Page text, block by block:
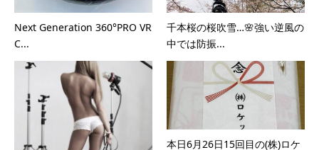
Next Generation 360°PRO VR
C...
千本桜の桜吹雪…🌸強い逆風の
中では防振...
本日6月26日15回目の(株)ロケ